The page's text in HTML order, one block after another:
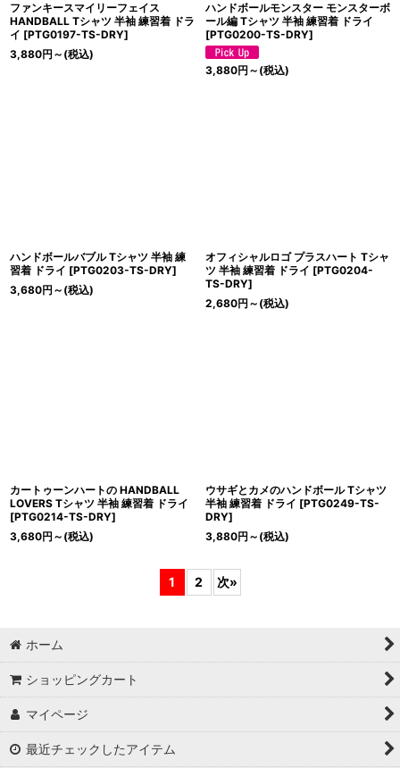
ファンキースマイリーフェイス
HANDBALL Tシャツ 半袖 練習着 ドラ
イ [PTG0197-TS-DRY]
3,880円 ～ (税込)
ハンドボールモンスター モンスターボ
ール編 Tシャツ 半袖 練習着 ドライ
[PTG0200-TS-DRY]
3,880円 ～ (税込)
ハンドボールバブル Tシャツ 半袖 練
習着 ドライ [PTG0203-TS-DRY]
3,680円 ～ (税込)
オフィシャルロゴ プラスハート Tシャ
ツ 半袖 練習着 ドライ [PTG0204-
TS-DRY]
2,680円 ～ (税込)
カートゥーンハートの HANDBALL
LOVERS Tシャツ 半袖 練習着 ドライ
[PTG0214-TS-DRY]
3,680円 ～ (税込)
ウサギとカメのハンドボール Tシャツ
半袖 練習着 ドライ [PTG0249-TS-
DRY]
3,880円 ～ (税込)
1 2 次»
ホーム
ショッピングカート
マイページ
最近チェックしたアイテム